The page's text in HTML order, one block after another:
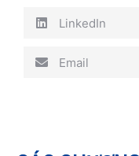
LinkedIn
Email